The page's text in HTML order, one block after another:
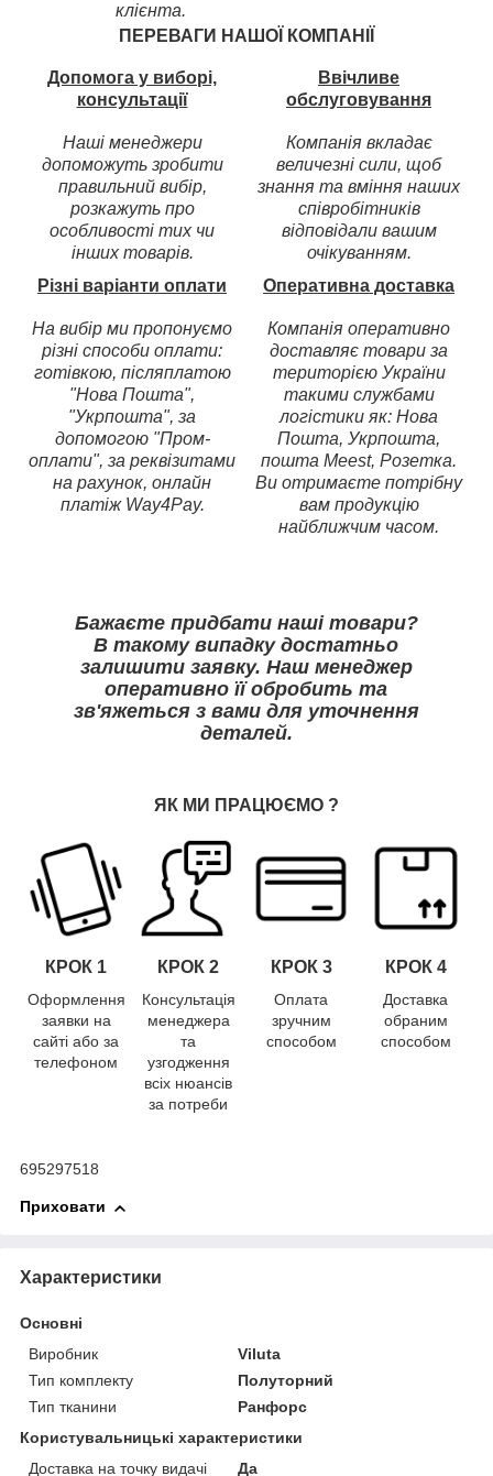
клієнта.
ПЕРЕВАГИ НАШОЇ КОМПАНІЇ
Допомога у виборі,
консультації
Наші менеджери
допоможуть зробити
правильний вибір,
розкажуть про
особливості тих чи
інших товарів.
Ввічливе
обслуговування
Компанія вкладає
величезні сили, щоб
знання та вміння наших
співробітників
відповідали вашим
очікуванням.
Різні варіанти оплати
На вибір ми пропонуємо
різні способи оплати:
готівкою, післяплатою
"Нова Пошта",
"Укрпошта", за
допомогою "Пром-
оплати", за реквізитами
на рахунок, онлайн
платіж Way4Pay.
Оперативна доставка
Компанія оперативно
доставляє товари за
територією України
такими службами
логістики як: Нова
Пошта, Укрпошта,
пошта Meest, Розетка.
Ви отримаєте потрібну
вам продукцію
найближчим часом.
Бажаєте придбати наші товари?
В такому випадку достатньо
залишити заявку. Наш менеджер
оперативно її обробить та
зв'яжеться з вами для уточнення
деталей.
ЯК МИ ПРАЦЮЄМО ?
КРОК 1 КРОК 2 КРОК 3 КРОК 4
Оформлення
заявки на
сайті або за
телефоном
Консультація
менеджера
та
узгодження
всіх нюансів
за потреби
Оплата
зручним
способом
Доставка
обраним
способом
695297518
Приховати
Характеристики
Основні
Виробник
Viluta
Тип комплекту
Полуторний
Тип тканини
Ранфорс
Користувальницькі характеристики
Доставка на точку видачі
Да